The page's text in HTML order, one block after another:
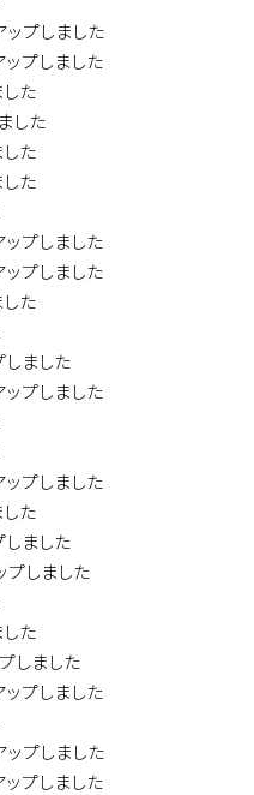
プしました
ップしました
た
した
た
た
ップしました
ップしました
た
ました
ップしました
ップしました
た
ました
しました
た
しました
ップしました
プしました
ップしました